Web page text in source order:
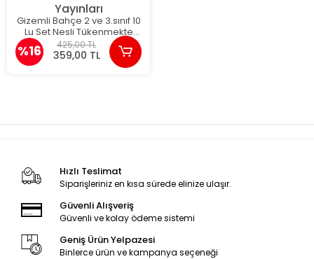
Yayınları
Gizemli Bahçe 2 ve 3.sınıf 10
Lu Set Nesli Tükenmekte
Olan Hayvanlardan
Mesajınız var
%16 425,00 TL
359,00 TL
Hızlı Teslimat
Siparişleriniz en kısa sürede elinize ulaşır.
Güvenli Alışveriş
Güvenli ve kolay ödeme sistemi
Geniş Ürün Yelpazesi
Binlerce ürün ve kampanya seçeneği